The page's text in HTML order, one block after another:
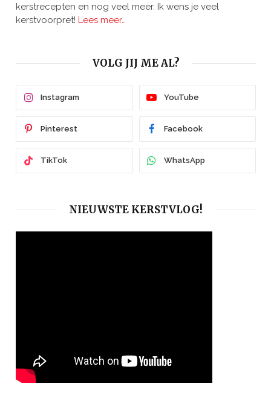
kerstrecepten en nog veel meer. Ik wens je veel
kerstvoorpret! Lees meer…
VOLG JIJ ME AL?
Instagram YouTube
Pinterest Facebook
TikTok WhatsApp
NIEUWSTE KERSTVLOG!